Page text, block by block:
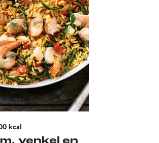
kcal